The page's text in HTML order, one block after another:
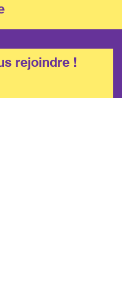
rejoindre !